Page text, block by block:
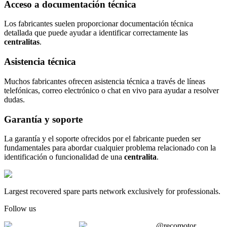
Acceso a documentación técnica
Los fabricantes suelen proporcionar documentación técnica
detallada que puede ayudar a identificar correctamente las
centralitas.
Asistencia técnica
Muchos fabricantes ofrecen asistencia técnica a través de líneas
telefónicas, correo electrónico o chat en vivo para ayudar a resolver
dudas.
Garantía y soporte
La garantía y el soporte ofrecidos por el fabricante pueden ser
fundamentales para abordar cualquier problema relacionado con la
identificación o funcionalidad de una centralita.
Largest recovered spare parts network exclusively for professionals.
Follow us